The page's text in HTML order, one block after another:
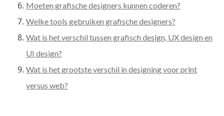
Moeten grafische designers kunnen coderen?
Welke tools gebruiken grafische designers?
Wat is het verschil tussen grafisch design, UX design en
UI design?
Wat is het grootste verschil in designing voor print
versus web?